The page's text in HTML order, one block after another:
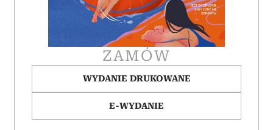
ZAMÓW
WYDANIE DRUKOWANE
E-WYDANIE